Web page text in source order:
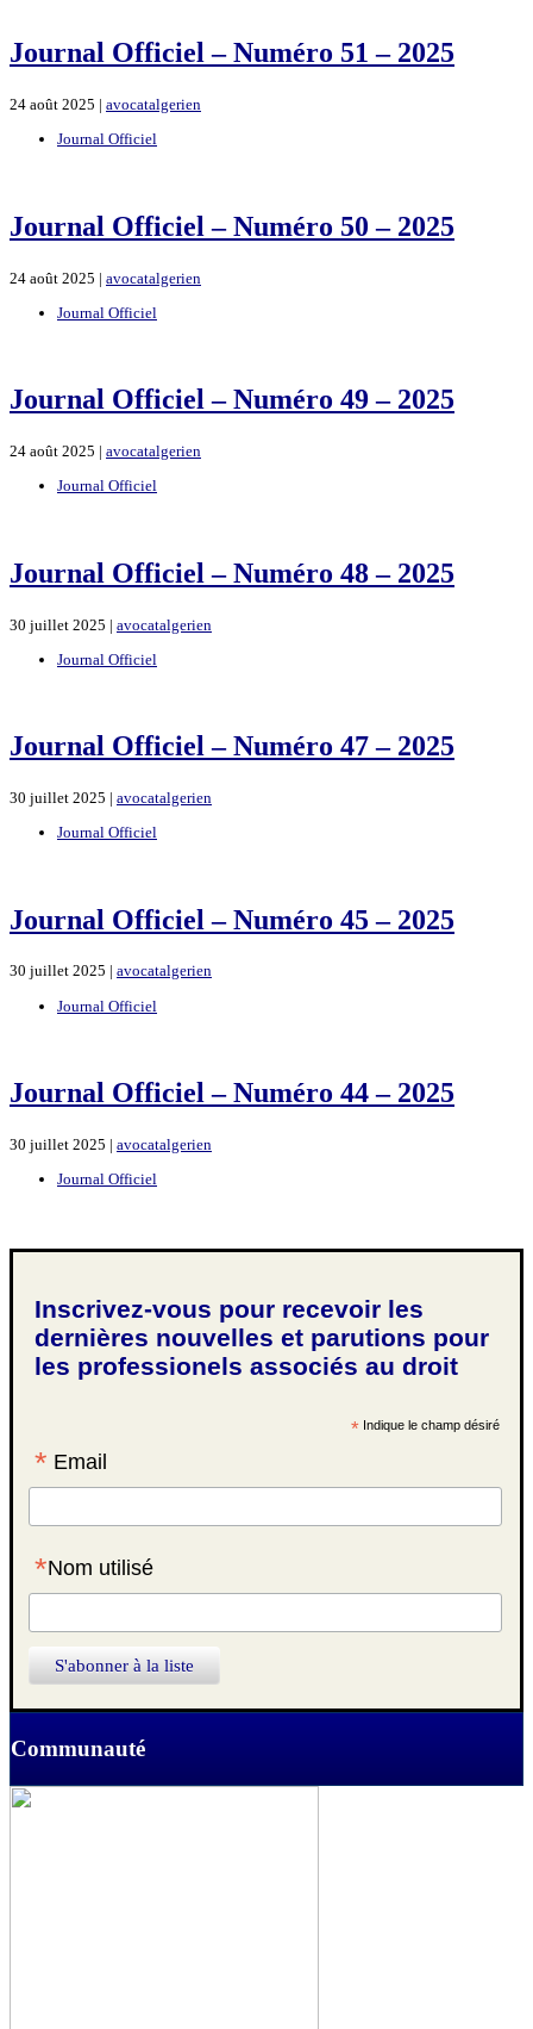
Journal Officiel – Numéro 51 – 2025
24 août 2025 | avocatalgerien
Journal Officiel
Journal Officiel – Numéro 50 – 2025
24 août 2025 | avocatalgerien
Journal Officiel
Journal Officiel – Numéro 49 – 2025
24 août 2025 | avocatalgerien
Journal Officiel
Journal Officiel – Numéro 48 – 2025
30 juillet 2025 | avocatalgerien
Journal Officiel
Journal Officiel – Numéro 47 – 2025
30 juillet 2025 | avocatalgerien
Journal Officiel
Journal Officiel – Numéro 45 – 2025
30 juillet 2025 | avocatalgerien
Journal Officiel
Journal Officiel – Numéro 44 – 2025
30 juillet 2025 | avocatalgerien
Journal Officiel
Inscrivez-vous pour recevoir les
dernières nouvelles et parutions pour
les professionels associés au droit
* Indique le champ désiré
* Email
*Nom utilisé
Communauté